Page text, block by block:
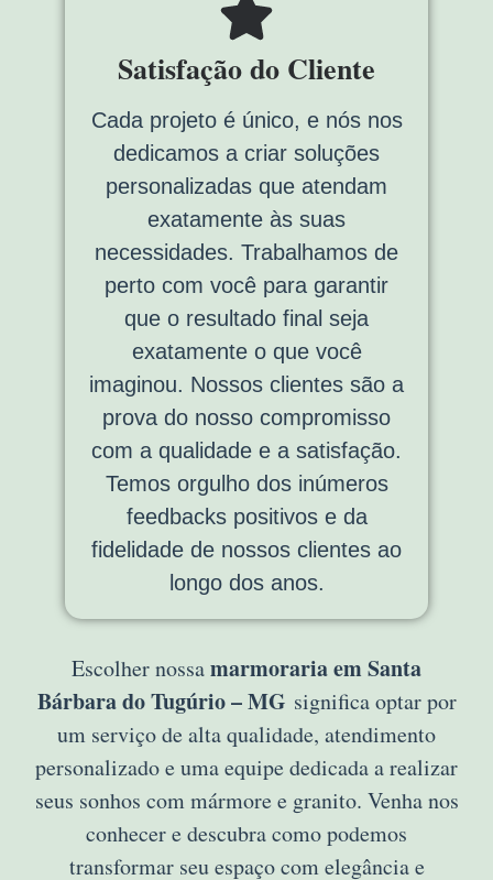
Satisfação do Cliente
Cada projeto é único, e nós nos
dedicamos a criar soluções
personalizadas que atendam
exatamente às suas
necessidades. Trabalhamos de
perto com você para garantir
que o resultado final seja
exatamente o que você
imaginou. Nossos clientes são a
prova do nosso compromisso
com a qualidade e a satisfação.
Temos orgulho dos inúmeros
feedbacks positivos e da
fidelidade de nossos clientes ao
longo dos anos.
Escolher nossamarmoraria em Santa
Bárbara do Tugúrio – MG significa optar por
um serviço de alta qualidade, atendimento
personalizado e uma equipe dedicada a realizar
seus sonhos com mármore e granito. Venha nos
conhecer e descubra como podemos
transformar seu espaço com elegância e